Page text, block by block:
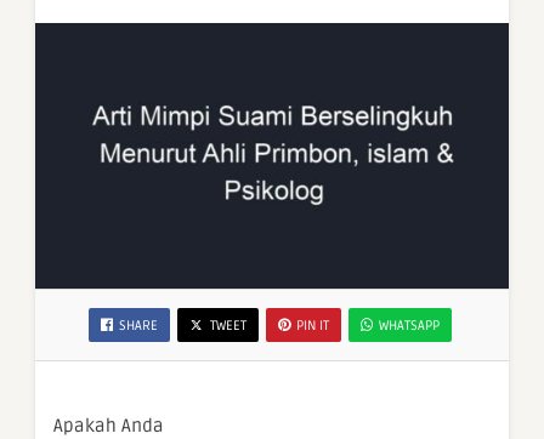
SHARE TWEET PIN IT WHATSAPP
Apakah Anda